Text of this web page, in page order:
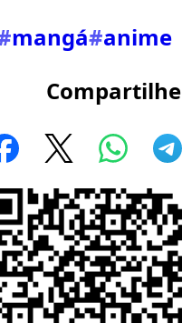
mangá#anime
Compartilhe